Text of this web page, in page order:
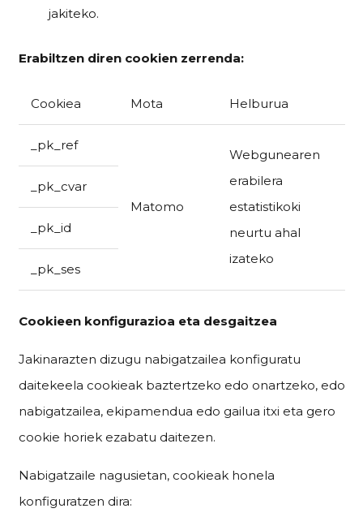
jakiteko.
Erabiltzen diren cookien zerrenda:
Cookiea Mota Helburua
_pk_ref
Matomo
Webgunearen
erabilera
estatistikoki
neurtu ahal
izateko
_pk_cvar
_pk_id
_pk_ses
Cookieen konfigurazioa eta desgaitzea
Jakinarazten dizugu nabigatzailea konfiguratu
daitekeela cookieak baztertzeko edo onartzeko, edo
nabigatzailea, ekipamendua edo gailua itxi eta gero
cookie horiek ezabatu daitezen.
Nabigatzaile nagusietan, cookieak honela
konfiguratzen dira: